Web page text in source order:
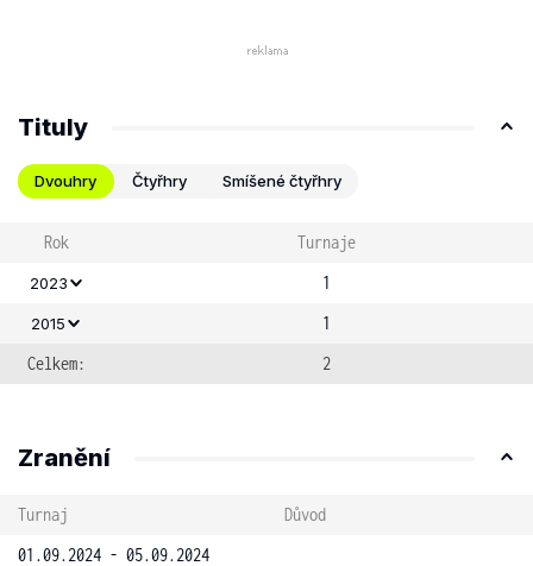
Tituly
Dvouhry Čtyřhry Smíšené čtyřhry
Rok Turnaje
2023 1
2015
1
Celkem:
2
Zranění
Turnaj
Důvod
01.09.2024 - 05.09.2024